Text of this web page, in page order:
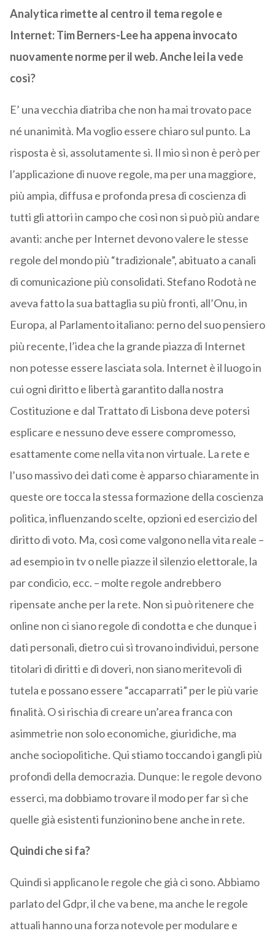
Analytica rimette al centro il tema regole e
Internet: Tim Berners-Lee ha appena invocato
nuovamente norme per il web. Anche lei la vede
così?
E’ una vecchia diatriba che non ha mai trovato pace
né unanimità. Ma voglio essere chiaro sul punto. La
risposta è sì, assolutamente si. Il mio sì non è però per
l’applicazione di nuove regole, ma per una maggiore,
più ampia, diffusa e profonda presa di coscienza di
tutti gli attori in campo che così non si può più andare
avanti: anche per Internet devono valere le stesse
regole del mondo più “tradizionale”, abituato a canali
di comunicazione più consolidati. Stefano Rodotà ne
aveva fatto la sua battaglia su più fronti, all’Onu, in
Europa, al Parlamento italiano: perno del suo pensiero
più recente, l’idea che la grande piazza di Internet
non potesse essere lasciata sola. Internet è il luogo in
cui ogni diritto e libertà garantito dalla nostra
Costituzione e dal Trattato di Lisbona deve potersi
esplicare e nessuno deve essere compromesso,
esattamente come nella vita non virtuale. La rete e
l’uso massivo dei dati come è apparso chiaramente in
queste ore tocca la stessa formazione della coscienza
politica, influenzando scelte, opzioni ed esercizio del
diritto di voto. Ma, così come valgono nella vita reale –
ad esempio in tv o nelle piazze il silenzio elettorale, la
par condicio, ecc. – molte regole andrebbero
ripensate anche per la rete. Non si può ritenere che
online non ci siano regole di condotta e che dunque i
dati personali, dietro cui si trovano individui, persone
titolari di diritti e di doveri, non siano meritevoli di
tutela e possano essere “accaparrati” per le più varie
finalità. O si rischia di creare un’area franca con
asimmetrie non solo economiche, giuridiche, ma
anche sociopolitiche. Qui stiamo toccando i gangli più
profondi della democrazia. Dunque: le regole devono
esserci, ma dobbiamo trovare il modo per far sì che
quelle già esistenti funzionino bene anche in rete.
Quindi che si fa?
Quindi si applicano le regole che già ci sono. Abbiamo
parlato del Gdpr, il che va bene, ma anche le regole
attuali hanno una forza notevole per modulare e